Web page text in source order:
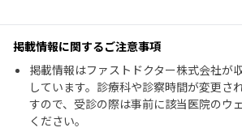
掲載情報に関するご注意事項
掲載情報はファストドクター株式会社が
しています。診療科や診察時間が変更さ
すので、受診の際は事前に該当医院のウ
ください。